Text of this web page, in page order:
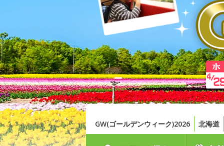
GW(ゴールデンウィーク)2026 北海道